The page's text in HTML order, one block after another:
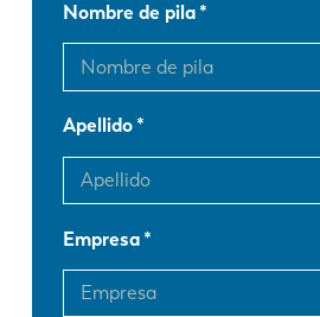
Nombre de pila
Apellido
Empresa